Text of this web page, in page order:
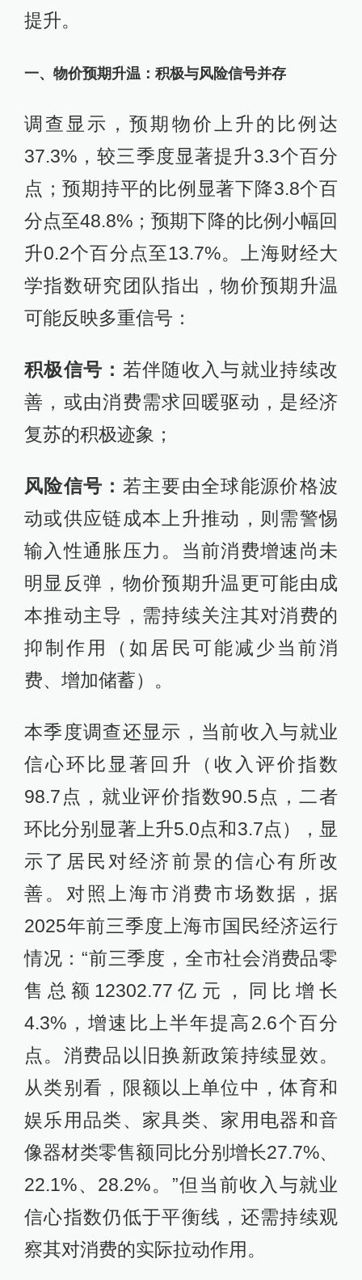
提升。
一、物价预期升温：积极与风险信号并存
调查显示，预期物价上升的比例达
37.3%，较三季度显著提升3.3个百分
点；预期持平的比例显著下降3.8个百
分点至48.8%；预期下降的比例小幅回
升0.2个百分点至13.7%。上海财经大
学指数研究团队指出，物价预期升温
可能反映多重信号：
积极信号： 若伴随收入与就业持续改
善，或由消费需求回暖驱动，是经济
复苏的积极迹象；
风险信号： 若主要由全球能源价格波
动或供应链成本上升推动，则需警惕
输入性通胀压力。当前消费增速尚未
明显反弹，物价预期升温更可能由成
本推动主导，需持续关注其对消费的
抑制作用（如居民可能减少当前消
费、增加储蓄）。
本季度调查还显示，当前收入与就业
信心环比显著回升（收入评价指数
98.7点，就业评价指数90.5点，二者
环比分别显著上升5.0点和3.7点），显
示了居民对经济前景的信心有所改
善。对照上海市消费市场数据，据
2025年前三季度上海市国民经济运行
情况：“前三季度，全市社会消费品零
售总额12302.77亿元，同比增长
4.3%，增速比上半年提高2.6个百分
点。消费品以旧换新政策持续显效。
从类别看，限额以上单位中，体育和
娱乐用品类、家具类、家用电器和音
像器材类零售额同比分别增长27.7%、
22.1%、28.2%。”但当前收入与就业
信心指数仍低于平衡线，还需持续观
察其对消费的实际拉动作用。